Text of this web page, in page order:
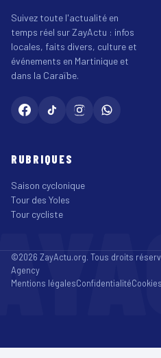
Suivez toute l'actualité en
temps réel sur ZayActu : infos
locales, faits divers, culture et
événements en Martinique et
dans la Caraïbe.
RUBRIQUES
Saison cyclonique
Tour des Yoles
Tour cycliste
©2026 ZayActu.org. Tous droits
Agency
Mentions légalesConfidentialitéCookies